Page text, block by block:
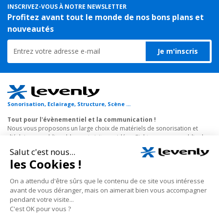
INSCRIVEZ-VOUS À NOTRE NEWSLETTER
Profitez avant tout le monde de nos bons plans et
nouveautés
Je m'inscris
Sonorisation, Eclairage, Structure, Scène ...
Tout pour l'évènementiel et la communication !
Nous vous proposons un large choix de matériels de sonorisation et
d'éclairage, public-address et visites guidées, flight-case, sans oublier les
structures scéniques et structures aluminium pour stand d'exposition et
grill auto-porté avec leurs projecteurs à leds et architecturaux.
En savoir plus
Nos conseillers spécialisés vous écoutent au01 69
35 36 36
du lundi au vendredi de 10h à 18h (hors jours fériés), prix d’un appel local